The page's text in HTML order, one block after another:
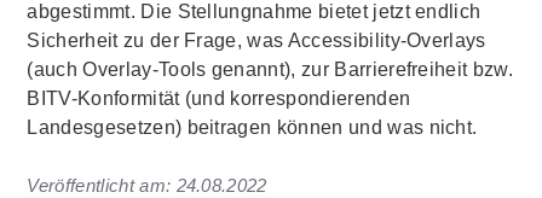
abgestimmt. Die Stellungnahme bietet jetzt endlich
Sicherheit zu der Frage, was Accessibility-Overlays
(auch Overlay-Tools genannt), zur Barrierefreiheit bzw.
BITV-Konformität (und korrespondierenden
Landesgesetzen) beitragen können und was nicht.
Veröffentlicht am: 24.08.2022